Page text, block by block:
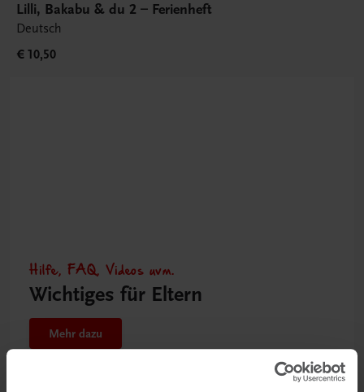
Lilli, Bakabu & du 2 – Ferienheft
Deutsch
€ 10,50
Hilfe, FAQ, Videos uvm.
Wichtiges für Eltern
Mehr dazu